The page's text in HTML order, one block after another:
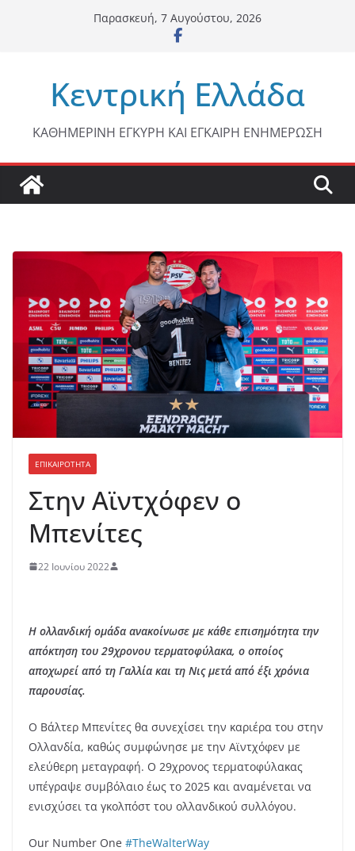
Παρασκευή, 7 Αυγούστου, 2026
Κεντρική Ελλάδα
ΚΑΘΗΜΕΡΙΝΗ ΕΓΚΥΡΗ ΚΑΙ ΕΓΚΑΙΡΗ ΕΝΗΜΕΡΩΣΗ
ΕΠΙΚΑΙΡΟΤΗΤΑ
Στην Αϊντχόφεν ο
Μπενίτες
22 Ιουνίου 2022
Η ολλανδική ομάδα ανακοίνωσε με κάθε επισημότητα την
απόκτηση του 29χρονου τερματοφύλακα, ο οποίος
αποχωρεί από τη Γαλλία και τη Νις μετά από έξι χρόνια
παρουσίας.
Ο Βάλτερ Μπενίτες θα συνεχίσει την καριέρα του στην
Ολλανδία, καθώς συμφώνησε με την Αϊντχόφεν με
ελεύθερη μεταγραφή. Ο 29χρονος τερματοφύλακας
υπέγραψε συμβόλαιο έως το 2025 και αναμένεται να
ενισχύσει τα γκολπόστ του ολλανδικού συλλόγου.
Our Number One #TheWalterWay